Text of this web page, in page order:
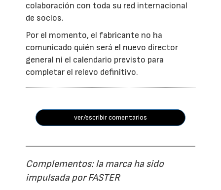
colaboración con toda su red internacional
de socios.
Por el momento, el fabricante no ha
comunicado quién será el nuevo director
general ni el calendario previsto para
completar el relevo definitivo.
ver/escribir comentarios
Complementos: la marca ha sido
impulsada por FASTER